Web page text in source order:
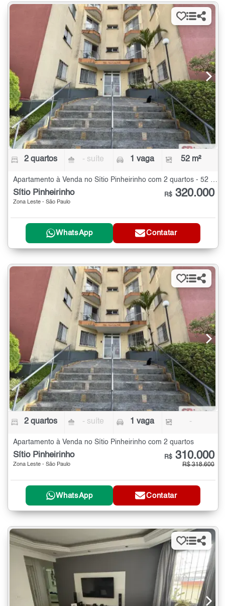
2 quartos - suíte 1 vaga 52 m²
Sítio Pinheirinho
Zona Leste - São Paulo
R$ 320.000
WhatsApp Contatar
2 quartos - suíte 1 vaga -
Apartamento à Venda no Sítio Pinheirinho com 2 quartos
Sítio Pinheirinho
Zona Leste - São Paulo
R$ 310.000
R$ 318.600
WhatsApp Contatar